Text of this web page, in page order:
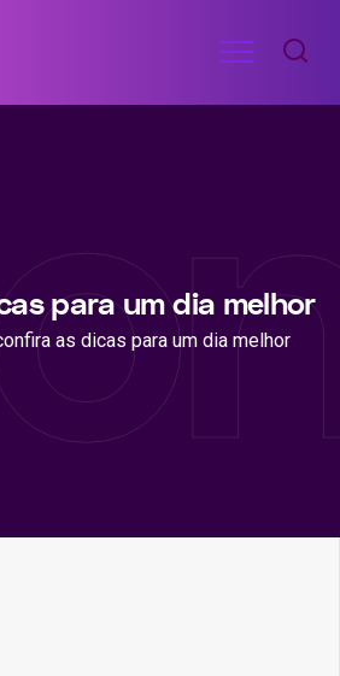
RECEITAS
ACADEMIA
Menu
para um dia melhor
as dicas para um dia melhor